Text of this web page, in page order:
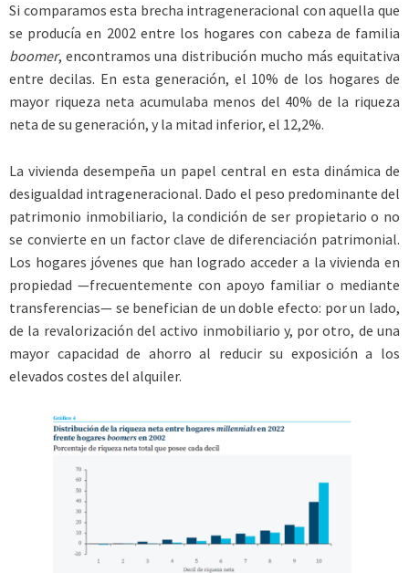
Si comparamos esta brecha intrageneracional con aquella que
se producía en 2002 entre los hogares con cabeza de familia
boomer, encontramos una distribución mucho más equitativa
entre decilas. En esta generación, el 10% de los hogares de
mayor riqueza neta acumulaba menos del 40% de la riqueza
neta de su generación, y la mitad inferior, el 12,2%.
La vivienda desempeña un papel central en esta dinámica de
desigualdad intrageneracional. Dado el peso predominante del
patrimonio inmobiliario, la condición de ser propietario o no
se convierte en un factor clave de diferenciación patrimonial.
Los hogares jóvenes que han logrado acceder a la vivienda en
propiedad —frecuentemente con apoyo familiar o mediante
transferencias— se benefician de un doble efecto: por un lado,
de la revalorización del activo inmobiliario y, por otro, de una
mayor capacidad de ahorro al reducir su exposición a los
elevados costes del alquiler.